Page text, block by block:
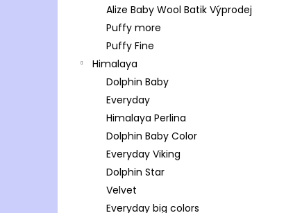
Alize Baby Wool Batik Výprodej
Puffy more
Puffy Fine
Himalaya
Dolphin Baby
Everyday
Himalaya Perlina
Dolphin Baby Color
Everyday Viking
Dolphin Star
Velvet
Everyday big colors